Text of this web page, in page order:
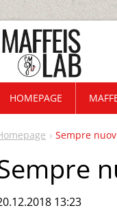
Sempre
13:23
HOMEPAGE